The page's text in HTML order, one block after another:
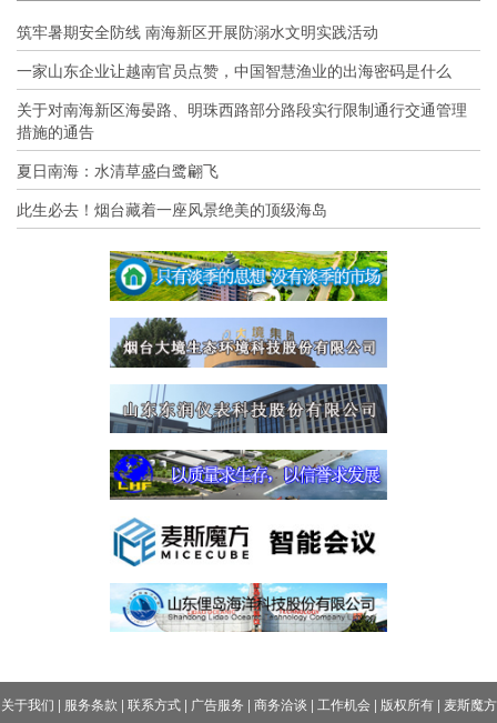
筑牢暑期安全防线 南海新区开展防溺水文明实践活动
一家山东企业让越南官员点赞，中国智慧渔业的出海密码是什么
关于对南海新区海晏路、明珠西路部分路段实行限制通行交通管理
措施的通告
夏日南海：水清草盛白鹭翩飞
此生必去！烟台藏着一座风景绝美的顶级海岛
关于我们 | 服务条款 | 联系方式| 广告服务 | 商务洽谈 | 工作机会| 版权所有| 麦斯魔方